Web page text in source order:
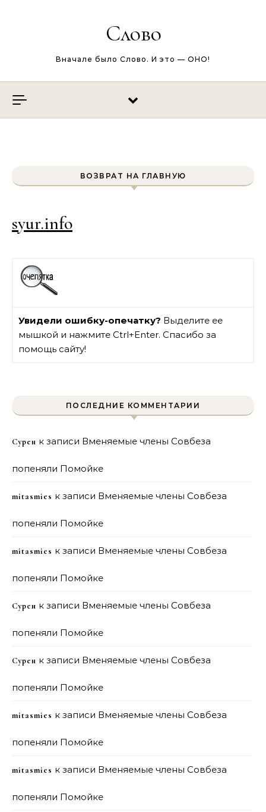
Слово
Вначале было Слово. И это — ОНО!
ВОЗВРАТ НА ГЛАВНУЮ
syur.info
Увидели ошибку-опечатку? Выделите ее
мышкой и нажмите Ctrl+Enter. Спасибо за
помощь сайту!
ПОСЛЕДНИЕ КОММЕНТАРИИ
Сурен к записи Вменяемые члены Совбеза
попеняли Помойке
mitasmies к записи Вменяемые члены Совбеза
попеняли Помойке
mitasmies к записи Вменяемые члены Совбеза
попеняли Помойке
Сурен к записи Вменяемые члены Совбеза
попеняли Помойке
Сурен к записи Вменяемые члены Совбеза
попеняли Помойке
mitasmies к записи Вменяемые члены Совбеза
попеняли Помойке
mitasmies к записи Вменяемые члены Совбеза
попеняли Помойке